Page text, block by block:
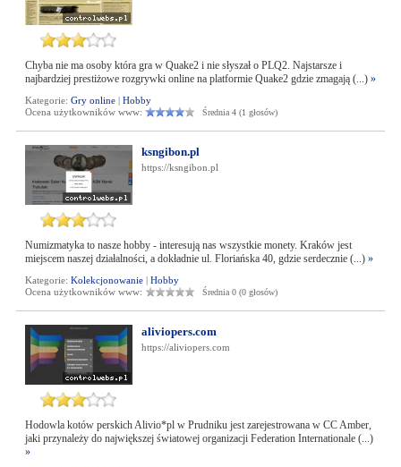
Chyba nie ma osoby która gra w Quake2 i nie słyszał o PLQ2. Najstarsze i
najbardziej prestiżowe rozgrywki online na platformie Quake2 gdzie zmagają (...) »
Kategorie: Gry online| Hobby
Ocena użytkowników www:
Średnia 4 (1 głosów)
ksngibon.pl
https://ksngibon.pl
Numizmatyka to nasze hobby - interesują nas wszystkie monety. Kraków jest
miejscem naszej działalności, a dokładnie ul. Floriańska 40, gdzie serdecznie (...) »
Kategorie: Kolekcjonowanie| Hobby
Ocena użytkowników www:
Średnia 0 (0 głosów)
aliviopers.com
https://aliviopers.com
Hodowla kotów perskich Alivio*pl w Prudniku jest zarejestrowana w CC Amber,
jaki przynależy do największej światowej organizacji Federation Internationale (...)
»